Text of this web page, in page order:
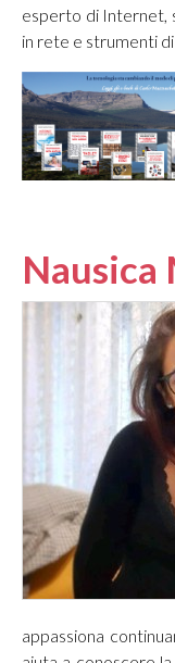
esperto di Internet,
in rete e strumenti
Nausica
appassiona